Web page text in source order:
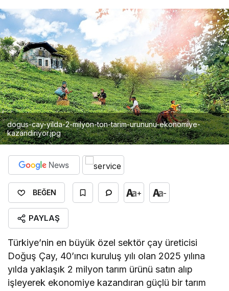
dogus-cay-yilda-2-milyon-ton-tarim-urununu-ekonomiye-
kazandiriyor.jpg
BEĞEN + -
PAYLAŞ
Türkiye’nin en büyük özel sektör çay üreticisi
Doğuş Çay, 40’ıncı kuruluş yılı olan 2025 yılına
yılda yaklaşık 2 milyon tarım ürünü satın alıp
işleyerek ekonomiye kazandıran güçlü bir tarım